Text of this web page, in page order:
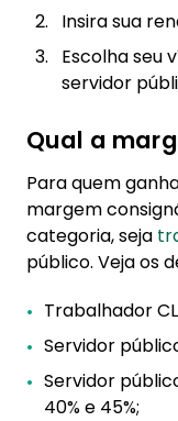
Insira sua
Escolha seu
servidor
Qual a
Para quem
margem
categoria, seja
público. Veja os
Trabalhador
Servidor
Servidor
40% e 45%;